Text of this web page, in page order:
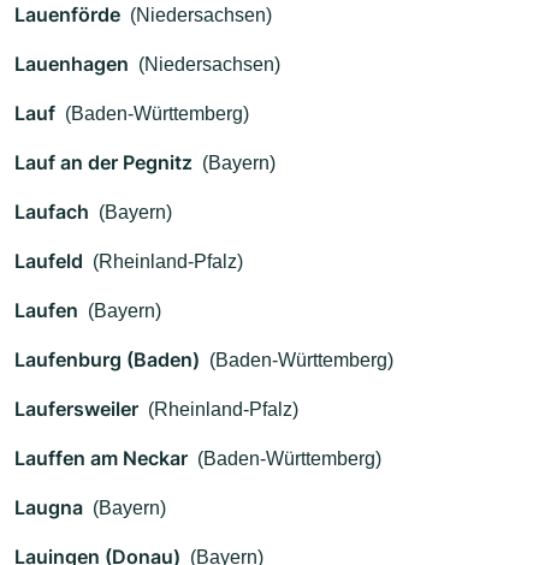
Lauenförde (Niedersachsen)
Lauenhagen (Niedersachsen)
Lauf (Baden-Württemberg)
Lauf an der Pegnitz (Bayern)
Laufach (Bayern)
Laufeld (Rheinland-Pfalz)
Laufen (Bayern)
Laufenburg (Baden) (Baden-Württemberg)
Laufersweiler (Rheinland-Pfalz)
Lauffen am Neckar (Baden-Württemberg)
Laugna (Bayern)
Lauingen (Donau) (Bayern)